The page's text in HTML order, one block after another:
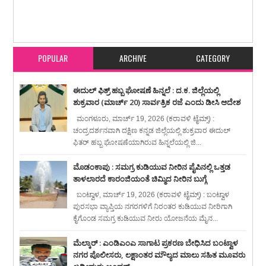
POPULAR ARCHIVE CATEGORY
ಈದುಲ್ ಫಿತ್ರ್ ಹಬ್ಬ ಘೋಷಣೆ ಹಿನ್ನಲೆ : ದ.ಕ. ಜಿಲ್ಲೆಯಲ್ಲಿ
ಶುಕ್ರವಾರ (ಮಾರ್ಚ್ 20) ಸಾರ್ವತ್ರಿಕ ರಜೆ ಎಂದು ಡೀಸಿ ಆದೇಶ
ಮಂಗಳೂರು, ಮಾರ್ಚ್ 19, 2026 (ಕರಾವಳಿ ಟೈಮ್ಸ್) :
ಚಂದ್ರದರ್ಶನವಾಗಿ ದಕ್ಷಿಣ ಕನ್ನಡ ಜಿಲ್ಲೆಯಲ್ಲಿ ಶುಕ್ರವಾರ ಈದುಲ್
ಫಿತರ್ ಹಬ್ಬ ಘೋಷಣೆಯಾಗಿರುವ ಹಿನ್ನಲೆಯಲ್ಲಿ ಜಿ...
ಮೊಡಂಕಾಪು : ಸಮಗ್ರ ಕುಡಿಯುವ ನೀರಿನ ಪೈಪಿನಲ್ಲಿ ಒತ್ತಡ
ತಾಳಲಾರದೆ ಕಾರಂಜಿಯಂತೆ ಚಿಮ್ಮಿದ ನೀರಿನ ಬುಗ್ಗೆ
ಬಂಟ್ವಾಳ, ಮಾರ್ಚ್ 19, 2026 (ಕರಾವಳಿ ಟೈಮ್ಸ್) : ಬಂಟ್ವಾಳ
ಪುರಸಭಾ ವ್ಯಾಪ್ತಿಯ ನಗರಗಳಿಗೆ ನಿರಂತರ ಕುಡಿಯುವ ನೀರಿಗಾಗಿ
ಕೈಗೊಂಡ ಸಮಗ್ರ ಕುಡಿಯುವ ನೀರು ಯೋಜನೆಯ ಮೈನ...
ಮೆಲ್ಕಾರ್ : ಎಂಡಿಎಂಎ ಸಾಗಾಟ ಪ್ರಕರಣ ಬೇಧಿಸಿದ ಬಂಟ್ವಾಳ
ನಗರ ಪೊಲೀಸರು, ಲಕ್ಷಾಂತರ ಮೌಲ್ಯದ ಮಾಲು ಸಹಿತ ಮೂವರು